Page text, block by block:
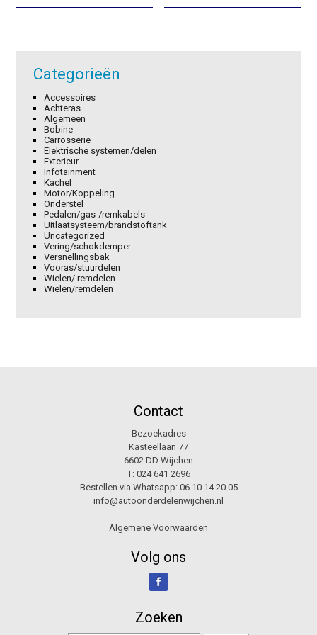
was:
is:
was:
is:
Categorieën
Accessoires
Achteras
Algemeen
Bobine
Carrosserie
Elektrische systemen/delen
Exterieur
Infotainment
Kachel
Motor/Koppeling
Onderstel
Pedalen/gas-/remkabels
Uitlaatsysteem/brandstoftank
Uncategorized
Vering/schokdemper
Versnellingsbak
Vooras/stuurdelen
Wielen/ remdelen
Wielen/remdelen
Contact
Bezoekadres
Kasteellaan 77
6602 DD Wijchen
T: 024 641 2696
Bestellen via Whatsapp: 06 10 14 20 05
info@autoonderdelenwijchen.nl
Algemene Voorwaarden
Volg ons
Zoeken